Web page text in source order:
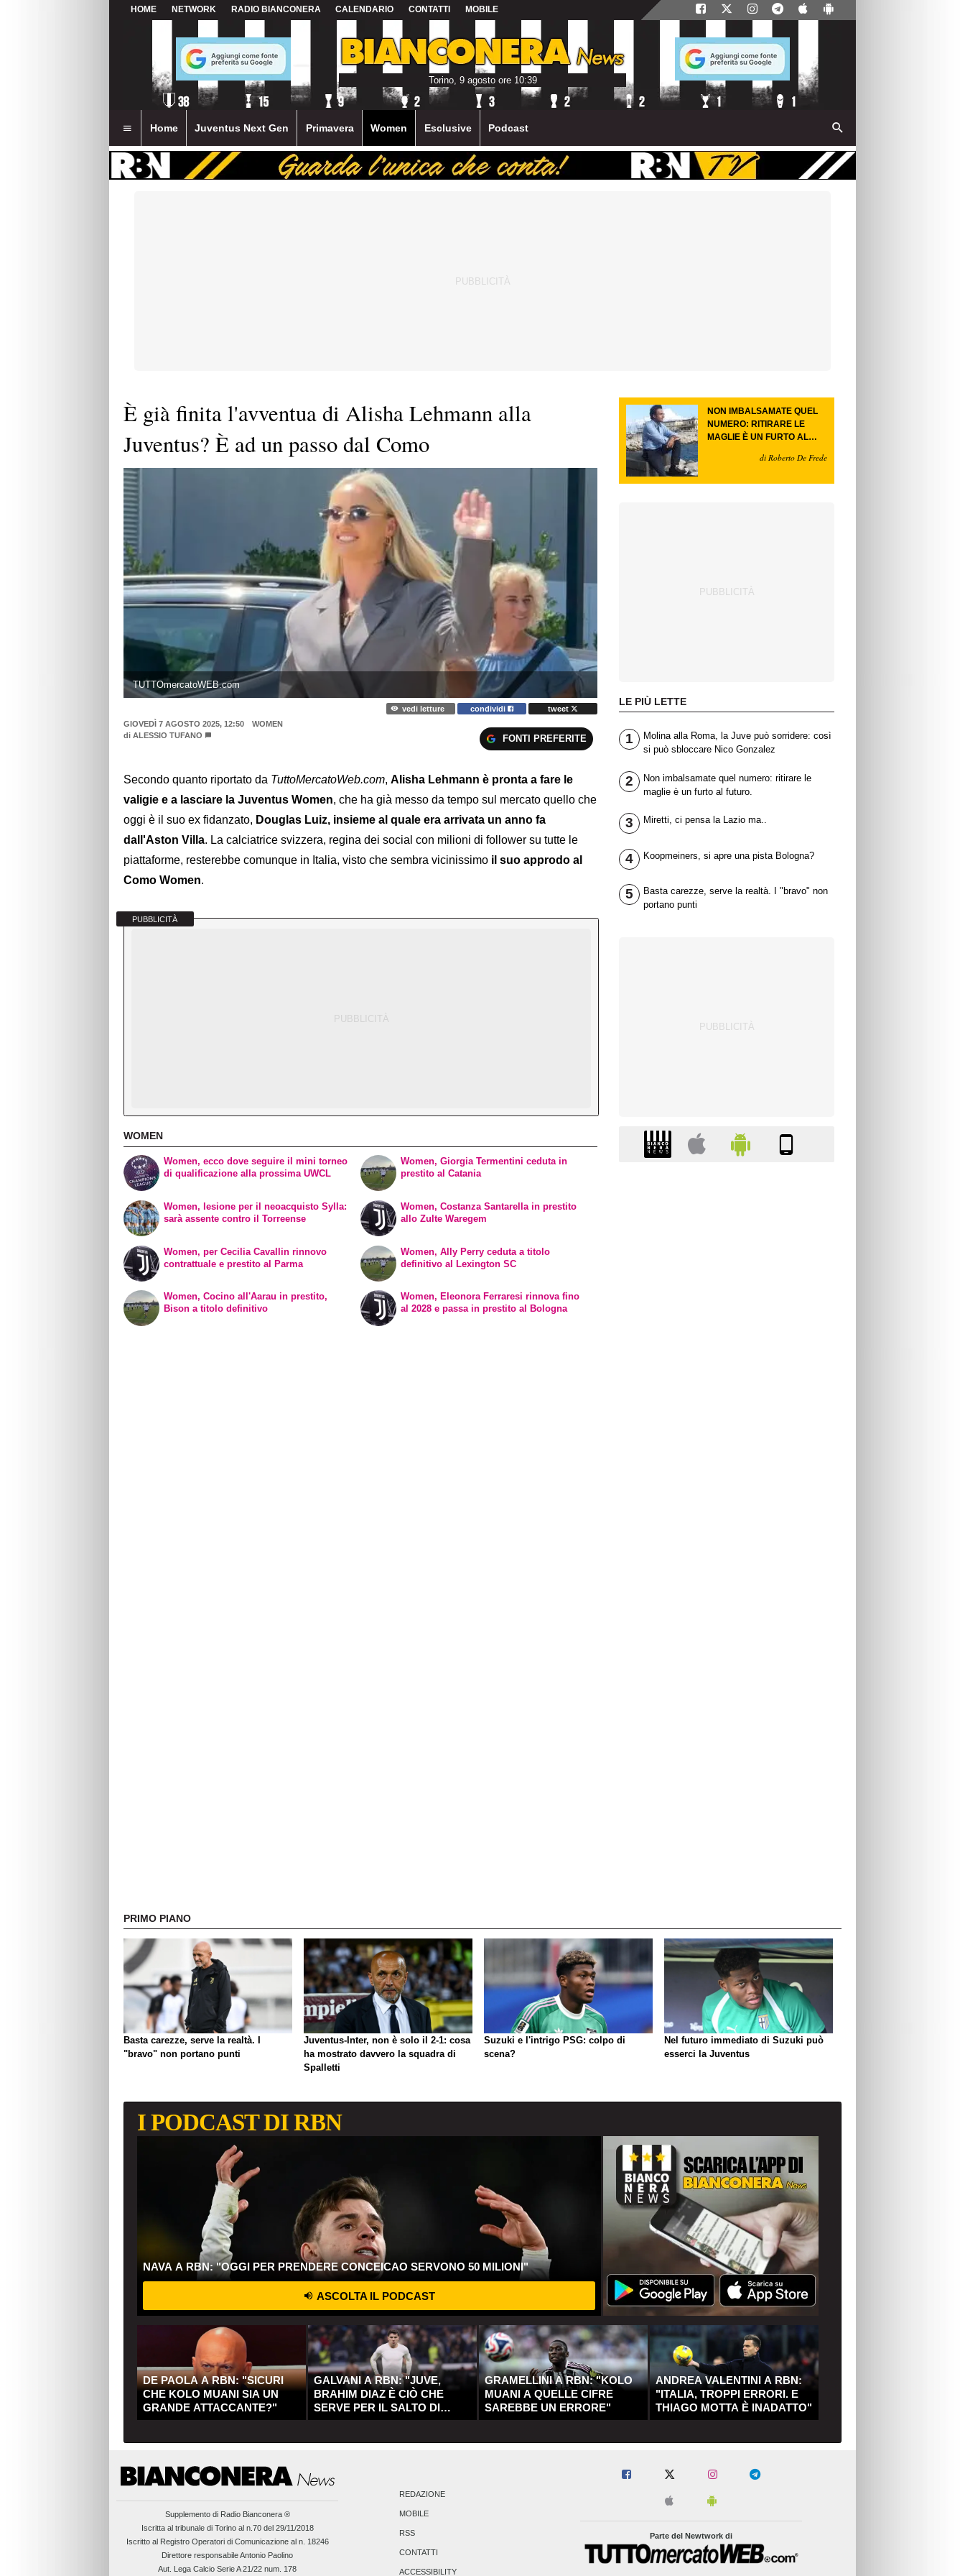
HOME NETWORK RADIO BIANCONERA CALENDARIO CONTATTI MOBILE
Torino, 9 agosto ore 10:39
Home Juventus Next Gen Primavera Women Esclusive Podcast
È già finita l'avventua di Alisha Lehmann alla
Juventus? È ad un passo dal Como
TUTTOmercatoWEB.com
vedi letture condividi
tweet
GIOVEDÌ 7 AGOSTO 2025, 12:50
WOMEN
di ALESSIO TUFANO FONTI PREFERITE
Secondo quanto riportato da TuttoMercatoWeb.com, Alisha Lehmann è pronta a fare le
valigie e a lasciare la Juventus Women, che ha già messo da tempo sul mercato quello che
oggi è il suo ex fidanzato, Douglas Luiz, insieme al quale era arrivata un anno fa
dall'Aston Villa. La calciatrice svizzera, regina dei social con milioni di follower su tutte le
piattaforme, resterebbe comunque in Italia, visto che sembra vicinissimo il suo approdo al
Como Women.
PUBBLICITÀ
WOMEN
Women, ecco dove seguire il mini torneo
di qualificazione alla prossima UWCL
Women, lesione per il neoacquisto Sylla:
sarà assente contro il Torreense
Women, Giorgia Termentini ceduta in
prestito al Catania
Women, Costanza Santarella in prestito
allo Zulte Waregem
Women, per Cecilia Cavallin rinnovo
contrattuale e prestito al Parma
Women, Cocino all'Aarau in prestito,
Bison a titolo definitivo
Women, Ally Perry ceduta a titolo
definitivo al Lexington SC
Women, Eleonora Ferraresi rinnova fino
al 2028 e passa in prestito al Bologna
NON IMBALSAMATE QUEL
NUMERO: RITIRARE LE
MAGLIE È UN FURTO AL
di Roberto De Frede
LE PIÙ LETTE
1
Molina alla Roma, la Juve può sorridere: così
si può sbloccare Nico Gonzalez
2
Non imbalsamate quel numero: ritirare le
maglie è un furto al futuro.
3 Miretti, ci pensa la Lazio ma..
4 Koopmeiners, si apre una pista Bologna?
5
Basta carezze, serve la realtà. I "bravo" non
portano punti
PRIMO PIANO
Basta carezze, serve la realtà. I
"bravo" non portano punti
Juventus-Inter, non è solo il 2-1: cosa
ha mostrato davvero la squadra di
Spalletti
Suzuki e l'intrigo PSG: colpo di
scena?
Nel futuro immediato di Suzuki può
esserci la Juventus
I PODCAST DI RBN
NAVA A RBN: "OGGI PER PRENDERE CONCEICAO SERVONO 50 MILIONI"
ASCOLTA IL PODCAST
DE PAOLA A RBN: "SICURI
CHE KOLO MUANI SIA UN
GRANDE ATTACCANTE?"
GALVANI A RBN: "JUVE,
BRAHIM DIAZ È CIÒ CHE
SERVE PER IL SALTO DI
QUALITÀ"
GRAMELLINI A RBN: "KOLO
MUANI A QUELLE CIFRE
SAREBBE UN ERRORE"
ANDREA VALENTINI A RBN:
"ITALIA, TROPPI ERRORI. E
THIAGO MOTTA È INADATTO"
Supplemento di Radio Bianconera ®
Iscritta al tribunale di Torino al n.70 del 29/11/2018
Iscritto al Registro Operatori di Comunicazione al n. 18246
Direttore responsabile Antonio Paolino
Aut. Lega Calcio Serie A 21/22 num. 178
REDAZIONE
MOBILE
RSS
CONTATTI
ACCESSIBILITY
Parte del Newtwork di